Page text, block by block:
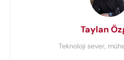
Taylan
Teknoloji sever,